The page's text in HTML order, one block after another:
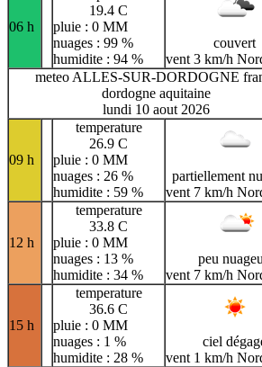
06 h
19.4 C
pluie : 0 MM
nuages : 99 %
humidite : 94 %
couvert
vent 3 km/h
meteo ALLES-SUR-DORDOGNE
dordogne aquitaine
lundi 10 aout 2026
09 h
temperature
26.9 C
pluie : 0 MM
nuages : 26 %
humidite : 59 %
partiellement
vent 7 km/h
12 h
temperature
33.8 C
pluie : 0 MM
nuages : 13 %
humidite : 34 %
peu
vent 7 km/h
15 h
temperature
36.6 C
pluie : 0 MM
nuages : 1 %
humidite : 28 %
ciel
vent 1 km/h